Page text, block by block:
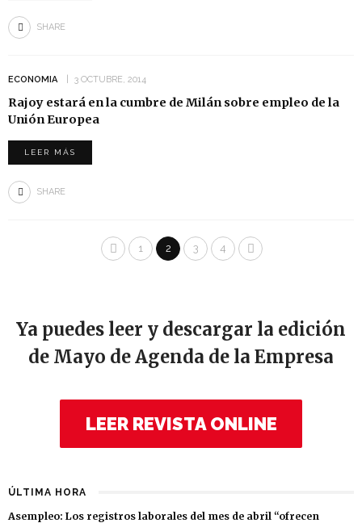
SHARE
ECONOMIA 3 OCTUBRE, 2014
Rajoy estará en la cumbre de Milán sobre empleo de la
Unión Europea
LEER MÁS
SHARE
1 2 3 4
Ya puedes leer y descargar la edición
de Mayo de Agenda de la Empresa
LEER REVISTA ONLINE
ÚLTIMA HORA
Asempleo: Los registros laborales del mes de abril “ofrecen